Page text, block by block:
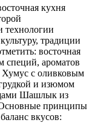
кухня
технологии
традиции
восточная
специй, ароматов
Хумус с оливковым
и изюмом
Шашлык из
принципы
вкусов: